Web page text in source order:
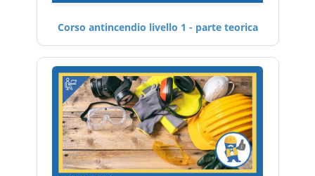
Corso antincendio livello 1 - parte teorica